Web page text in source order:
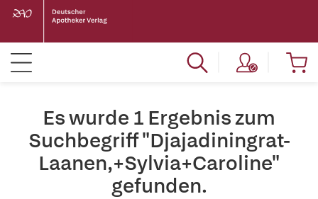
Es wurde 1 Ergebnis zum
Suchbegriff "Djajadiningrat-
Laanen,+Sylvia+Caroline"
gefunden.